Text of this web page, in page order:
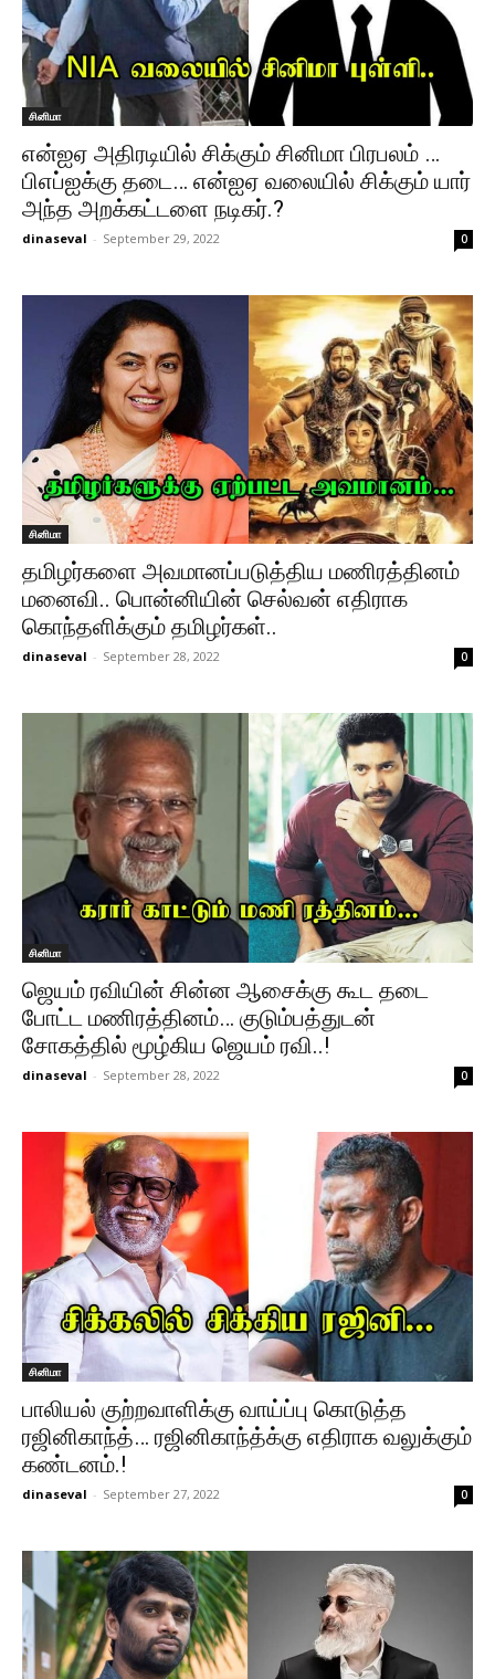
சினிமா
என்ஐஏ அதிரடியில் சிக்கும் சினிமா பிரபலம் …
பிஎப்ஐக்கு தடை… என்ஐஏ வலையில் சிக்கும் யார்
அந்த அறக்கட்டளை நடிகர்.?
dinaseval - September 29, 2022 0
சினிமா
தமிழர்களை அவமானப்படுத்திய மணிரத்தினம்
மனைவி.. பொன்னியின் செல்வன் எதிராக
கொந்தளிக்கும் தமிழர்கள்..
dinaseval - September 28, 2022 0
சினிமா
ஜெயம் ரவியின் சின்ன ஆசைக்கு கூட தடை
போட்ட மணிரத்தினம்… குடும்பத்துடன்
சோகத்தில் மூழ்கிய ஜெயம் ரவி..!
dinaseval - September 28, 2022 0
சினிமா
பாலியல் குற்றவாளிக்கு வாய்ப்பு கொடுத்த
ரஜினிகாந்த்… ரஜினிகாந்த்க்கு எதிராக வலுக்கும்
கண்டனம்.!
dinaseval - September 27, 2022 0